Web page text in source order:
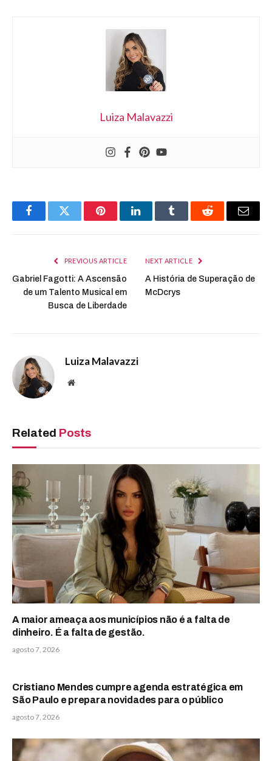
Luiza Malavazzi
FacebookTwitter PinterestLinkedInTumblr Reddit Email
PREVIOUS ARTICLE
Gabriel Fagotti: A Ascensão
de um Talento Musical em
Busca de Liberdade
NEXT ARTICLE
A História de Superação de
McDcrys
Luiza Malavazzi
Website
Related Posts
A maior ameaça aos municípios não é a falta de
dinheiro. É a falta de gestão.
agosto 7, 2026
Cristiano Mendes cumpre agenda estratégica em
São Paulo e prepara novidades para o público
agosto 7, 2026